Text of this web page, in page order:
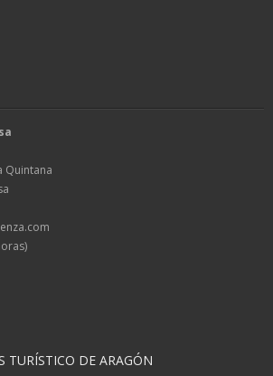
Quintana
TURÍSTICO DE ARAGÓN